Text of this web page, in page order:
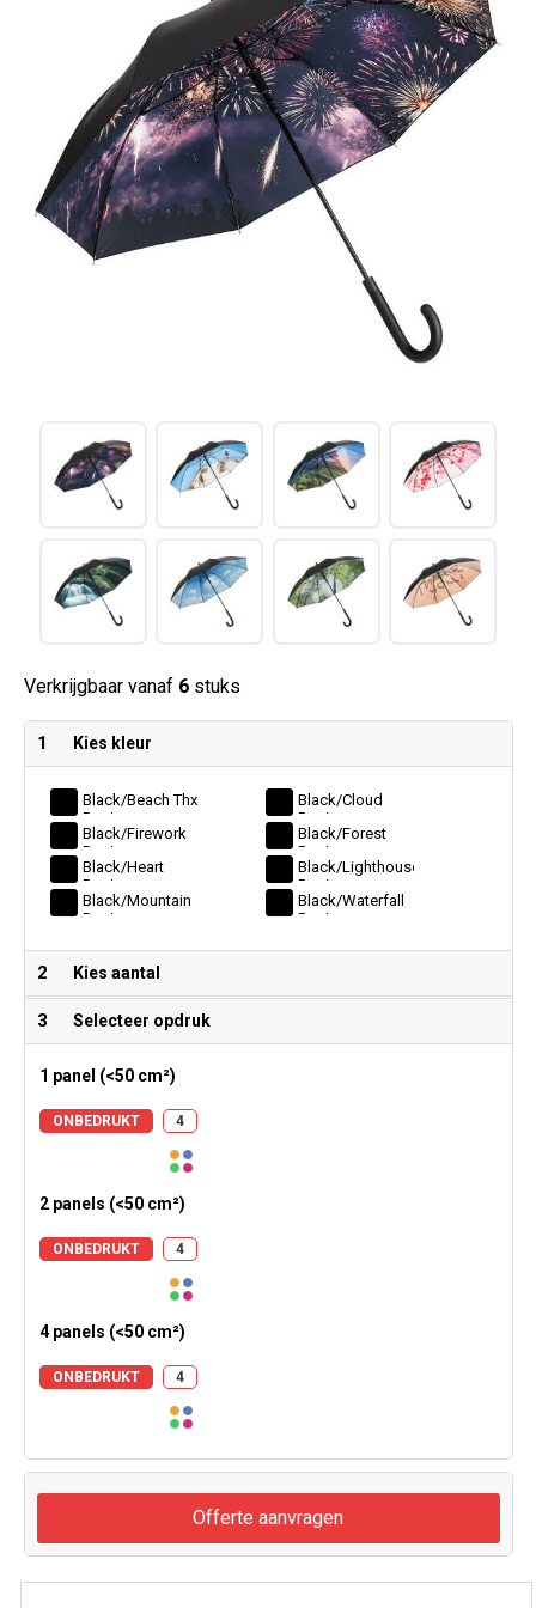
Verkrijgbaar vanaf 6stuks
1 Kies kleur
Black/beach Thx
Design
Black/cloud
Design
Black/firework
Design
Black/forest
Design
Black/heart
Design
Black/lighthouse
Design
Black/mountain
Design
Black/waterfall
Design
2 Kies aantal
3 Selecteer opdruk
1 panel (<50 cm²)
ONBEDRUKT 4
2 panels (<50 cm²)
ONBEDRUKT 4
4 panels (<50 cm²)
ONBEDRUKT 4
Offerte aanvragen